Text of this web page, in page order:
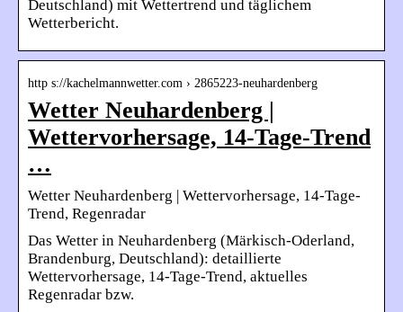
Deutschland) mit Wettertrend und täglichem
Wetterbericht.
http s://kachelmannwetter.com › 2865223-neuhardenberg
Wetter Neuhardenberg |
Wettervorhersage, 14-Tage-Trend
…
Wetter Neuhardenberg | Wettervorhersage, 14-Tage-
Trend, Regenradar
Das Wetter in Neuhardenberg (Märkisch-Oderland,
Brandenburg, Deutschland): detaillierte
Wettervorhersage, 14-Tage-Trend, aktuelles
Regenradar bzw.